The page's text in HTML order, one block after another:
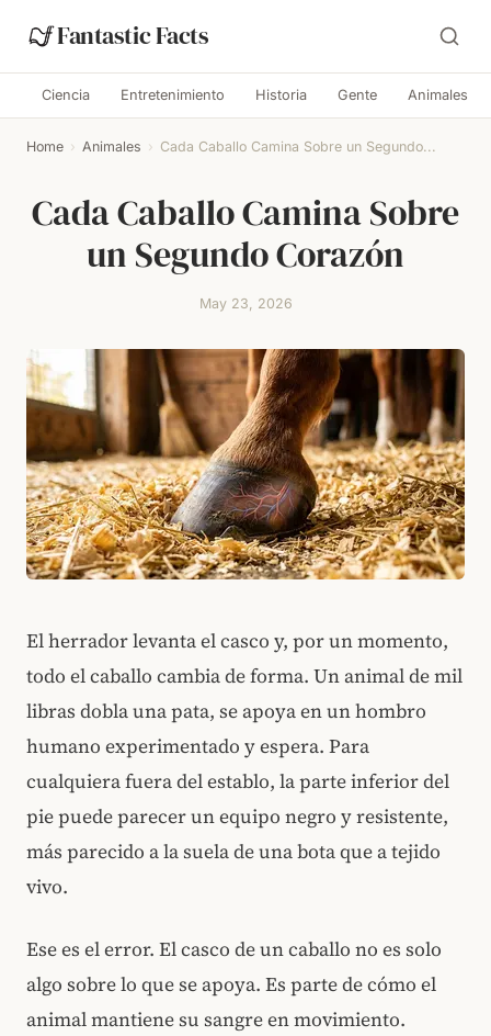
Fantastic Facts
Ciencia Entretenimiento Historia Gente Animales
Home › Animales › Cada Caballo Camina Sobre un Segundo...
Cada Caballo Camina Sobre
un Segundo Corazón
May 23, 2026
El herrador levanta el casco y, por un momento,
todo el caballo cambia de forma. Un animal de mil
libras dobla una pata, se apoya en un hombro
humano experimentado y espera. Para
cualquiera fuera del establo, la parte inferior del
pie puede parecer un equipo negro y resistente,
más parecido a la suela de una bota que a tejido
vivo.
Ese es el error. El casco de un caballo no es solo
algo sobre lo que se apoya. Es parte de cómo el
animal mantiene su sangre en movimiento.